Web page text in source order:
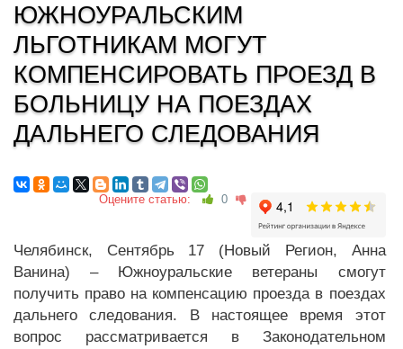
ЮЖНОУРАЛЬСКИМ
ЛЬГОТНИКАМ МОГУТ
КОМПЕНСИРОВАТЬ ПРОЕЗД В
БОЛЬНИЦУ НА ПОЕЗДАХ
ДАЛЬНЕГО СЛЕДОВАНИЯ
Оцените статью: 0
Челябинск, Сентябрь 17 (Новый Регион, Анна
Ванина) – Южноуральские ветераны смогут
получить право на компенсацию проезда в поездах
дальнего следования. В настоящее время этот
вопрос рассматривается в Законодательном